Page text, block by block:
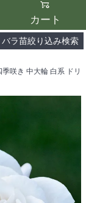
カート
バラ苗絞り込み検索
どは1つずつ選
咲き 中大輪 白系 ドリ